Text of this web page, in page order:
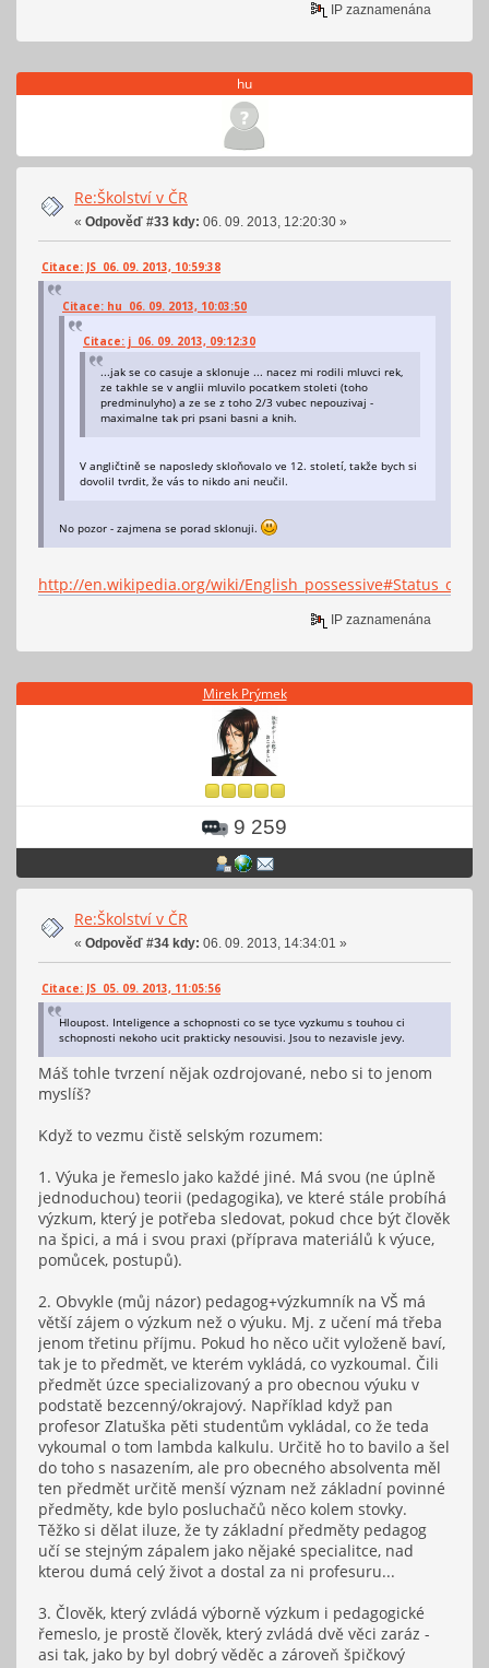
IP zaznamenána
hu
Re:Školství v ČR
« Odpověď #33 kdy: 06. 09. 2013, 12:20:30 »
Citace: JS 06. 09. 2013, 10:59:38
Citace: hu 06. 09. 2013, 10:03:50
Citace: j 06. 09. 2013, 09:12:30
...jak se co casuje a sklonuje ... nacez mi rodili mluvci rek,
ze takhle se v anglii mluvilo pocatkem stoleti (toho
predminulyho) a ze se z toho 2/3 vubec nepouzivaj -
maximalne tak pri psani basni a knih.
V angličtině se naposledy skloňovalo ve 12. století, takže bych si
dovolil tvrdit, že vás to nikdo ani neučil.
No pozor - zajmena se porad sklonuji.
http://en.wikipedia.org/wiki/
IP zaznamenána
Mirek Prýmek
9 259
Re:Školství v ČR
« Odpověď #34 kdy: 06. 09. 2013, 14:34:01 »
Citace: JS 05. 09. 2013, 11:05:56
Hloupost. Inteligence a schopnosti co se tyce vyzkumu s touhou ci
schopnosti nekoho ucit prakticky nesouvisi. Jsou to nezavisle jevy.
Máš tohle tvrzení nějak ozdrojované, nebo si to jenom
myslíš?
Když to vezmu čistě selským rozumem:
1. Výuka je řemeslo jako každé jiné. Má svou (ne úplně
jednoduchou) teorii (pedagogika), ve které stále probíhá
výzkum, který je potřeba sledovat, pokud chce být člověk
na špici, a má i svou praxi (příprava materiálů k výuce,
pomůcek, postupů).
2. Obvykle (můj názor) pedagog+výzkumník na VŠ má
větší zájem o výzkum než o výuku. Mj. z učení má třeba
jenom třetinu příjmu. Pokud ho něco učit vyloženě baví,
tak je to předmět, ve kterém vykládá, co vyzkoumal. Čili
předmět úzce specializovaný a pro obecnou výuku v
podstatě bezcenný/okrajový. Například když pan
profesor Zlatuška pěti studentům vykládal, co že teda
vykoumal o tom lambda kalkulu. Určitě ho to bavilo a šel
do toho s nasazením, ale pro obecného absolventa měl
ten předmět určitě menší význam než základní povinné
předměty, kde bylo posluchačů něco kolem stovky.
Těžko si dělat iluze, že ty základní předměty pedagog
učí se stejným zápalem jako nějaké specialitce, nad
kterou dumá celý život a dostal za ni profesuru...
3. Člověk, který zvládá výborně výzkum i pedagogické
řemeslo, je prostě člověk, který zvládá dvě věci zaráz -
asi tak, jako by byl dobrý věděc a zároveň špičkový